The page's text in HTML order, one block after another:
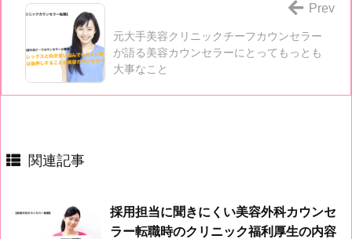
元大手美容クリニックチーフカウンセラー
が語る美容カウンセラーにとってもっとも
大事なこと
Prev
関連記事
採用担当に聞きにくい美容外科カウンセ
ラー転職時のクリニック福利厚生の内容